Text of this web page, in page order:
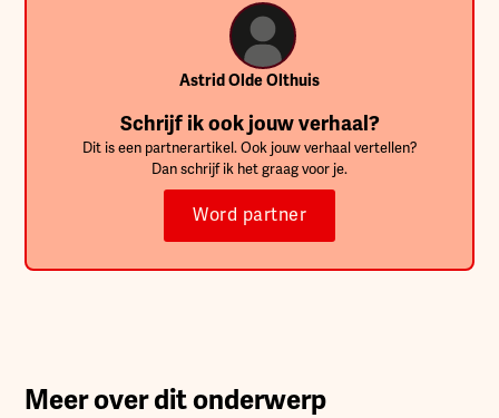
Astrid Olde Olthuis
Schrijf ik ook jouw verhaal?
Dit is een partnerartikel. Ook jouw verhaal vertellen?
Dan schrijf ik het graag voor je.
Word partner
Meer over dit onderwerp